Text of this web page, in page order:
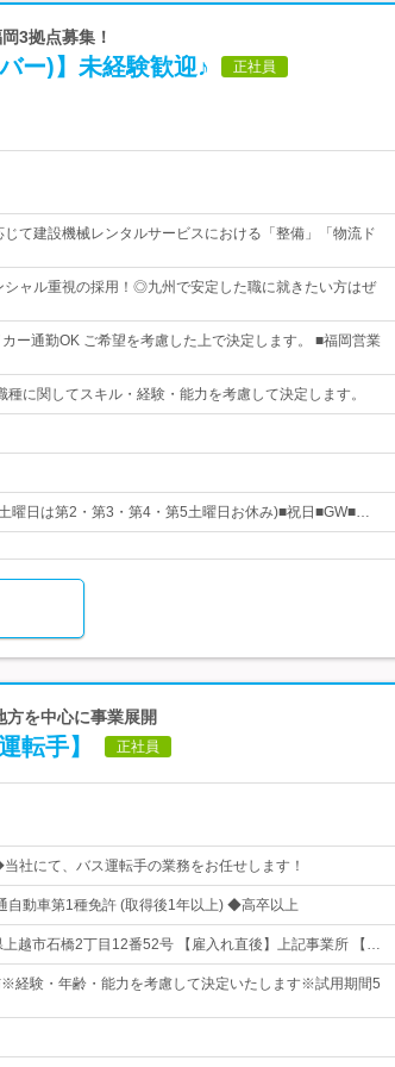
3拠点募集！
ー)】未経験歓迎♪ 正社員
て建設機械レンタルサービスにおける「整備」「物流ド
シャル重視の採用！◎九州で安定した職に就きたい方はぜ
ー通勤OK ご希望を考慮した上で決定します。 ■福岡営業
に関してスキル・経験・能力を考慮して決定します。
曜日は第2・第3・第4・第5土曜日お休み)■祝日■GW■…
を中心に事業展開
転手】 正社員
社にて、バス運転手の業務をお任せします！
動車第1種免許 (取得後1年以上) ◆高卒以上
越市石橋2丁目12番52号 【雇入れ直後】上記事業所 【…
※経験・年齢・能力を考慮して決定いたします※試用期間5